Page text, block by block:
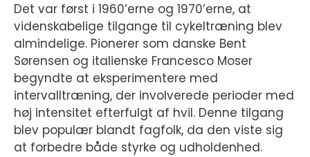
Det var først i 1960’erne og 1970’erne, at
videnskabelige tilgange til cykeltræning blev
almindelige. Pionerer som danske Bent
Sørensen og italienske Francesco Moser
begyndte at eksperimentere med
intervalltræning, der involverede perioder med
høj intensitet efterfulgt af hvil. Denne tilgang
blev populær blandt fagfolk, da den viste sig
at forbedre både styrke og udholdenhed.